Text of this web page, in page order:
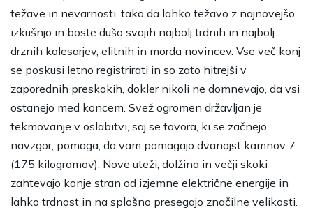
težave in nevarnosti, tako da lahko težavo z najnovejšo
izkušnjo in boste dušo svojih najbolj trdnih in najbolj
drznih kolesarjev, elitnih in morda novincev. Vse več konj
se poskusi letno registrirati in so zato hitrejši v
zaporednih preskokih, dokler nikoli ne domnevajo, da vsi
ostanejo med koncem. Svež ogromen državljan je
tekmovanje v oslabitvi, saj se tovora, ki se začnejo
navzgor, pomaga, da vam pomagajo dvanajst kamnov 7
(175 kilogramov). Nove uteži, dolžina in večji skoki
zahtevajo konje stran od izjemne električne energije in
lahko trdnost in na splošno presegajo značilne velikosti.